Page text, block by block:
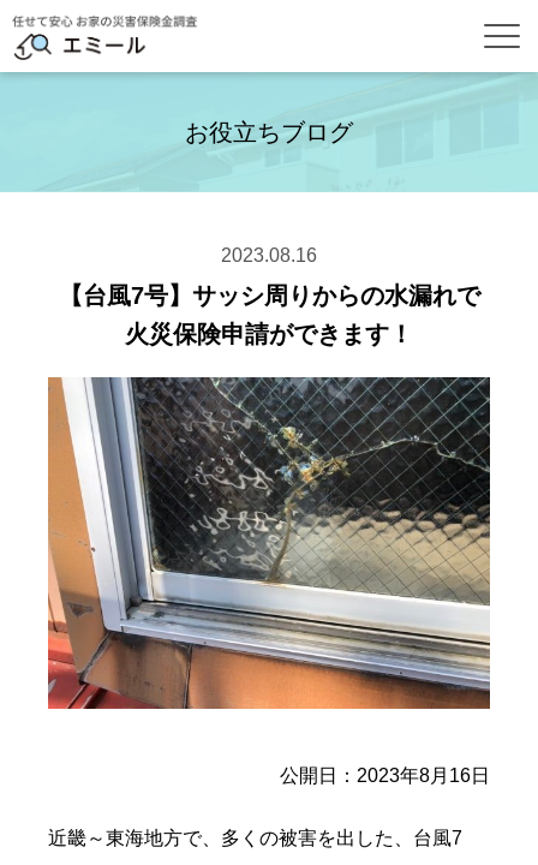
お役立ちブログ
2023.08.16
【台風7号】サッシ周りからの水漏れで
火災保険申請ができます！
公開日：2023年8月16日
近畿～東海地方で、多くの被害を出した、台風7